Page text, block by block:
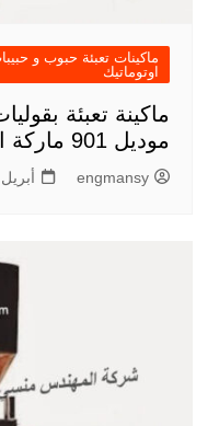
ماكينات تعبئة حبوب و
اوتوماتيك
ماكينة تعبئة
موديل 901 ماركة المهندس منسى
engmansy أبريل 4, 2023